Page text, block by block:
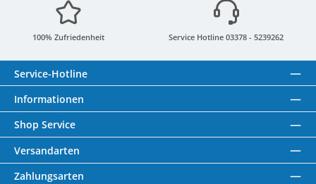
100% Zufriedenheit Service Hotline 03378 - 5239262
Service-Hotline
Informationen
Shop Service
Versandarten
Zahlungsarten